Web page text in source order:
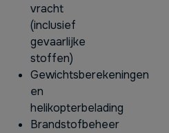
vracht
(inclusief
gevaarlijke
stoffen)
Gewichtsberekeningen
en
helikopterbelading
Brandstofbeheer